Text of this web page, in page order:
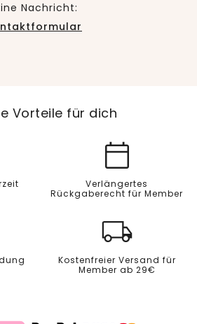
Nachricht:
Vorteile für dich
Verlängertes
Rückgaberecht für Member
Kostenfreier Versand für
Member ab 29€